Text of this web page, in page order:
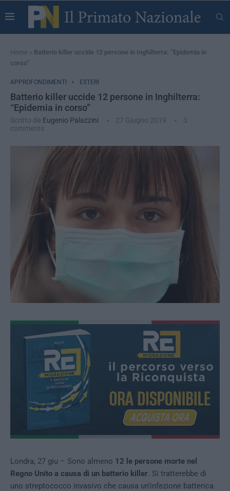
Home » Batterio killer uccide 12 persone in Inghilterra: “Epidemia in
corso”
APPROFONDIMENTI ESTERI
Batterio killer uccide 12 persone in Inghilterra:
“Epidemia in corso”
Scritto da Eugenio Palazzini 27 Giugno 2019
3
comments
Londra, 27 giu – Sono almeno 12 le persone morte nel
Regno Unito a causa di un batterio killer. Si tratterebbe di
uno streptococco invasivo che causa un’infezione batterica